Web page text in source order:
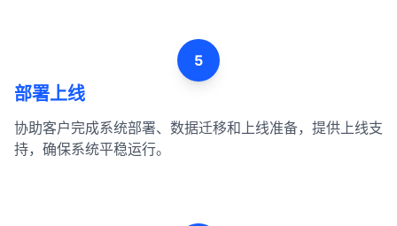
部署上线
协助客户完成系统部署、数据迁移和上线准备，提供上线支
持，确保系统平稳运行。
5